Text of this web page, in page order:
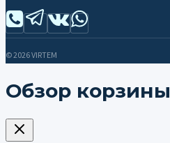
© 2026 VIRTEM
Обзор корзины